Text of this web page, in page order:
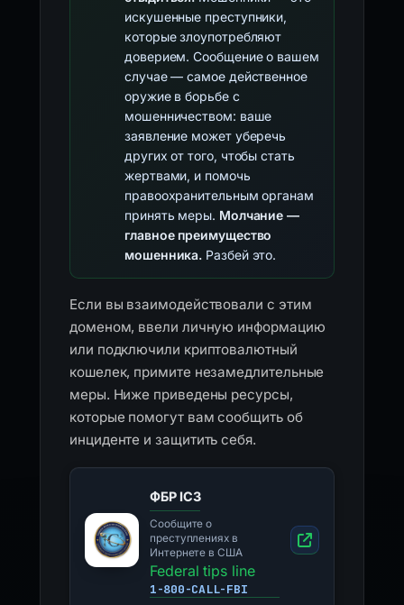
искушенные преступники,
которые злоупотребляют
доверием. Сообщение о вашем
случае — самое действенное
оружие в борьбе с
мошенничеством: ваше
заявление может уберечь
других от того, чтобы стать
жертвами, и помочь
правоохранительным органам
принять меры. Молчание —
главное преимущество
мошенника. Разбей это.
Если вы взаимодействовали с этим
доменом, ввели личную информацию
или подключили криптовалютный
кошелек, примите незамедлительные
меры. Ниже приведены ресурсы,
которые помогут вам сообщить об
инциденте и защитить себя.
ФБР IC3
Сообщите о
преступлениях в
Интернете в США
Federal tips line
1-800-CALL-FBI